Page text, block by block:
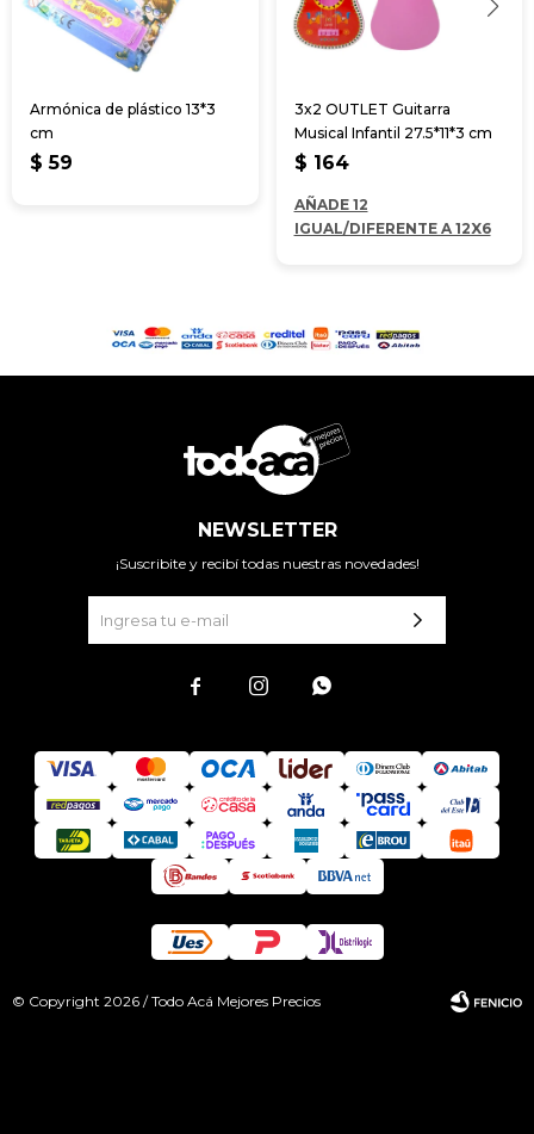
Armónica de plástico 13*3
cm
$ 59
3x2 OUTLET Guitarra
Musical Infantil 27.5*11*3 cm
$ 164
AÑADE 12
IGUAL/DIFERENTE A 12X6
NEWSLETTER
¡Suscribite y recibí todas nuestras novedades!
  
© Copyright 2026 / Todo Acá Mejores Precios